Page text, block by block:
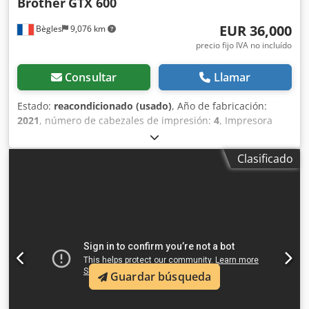
Bègles 9,076 km EUR 36,000
precio fijo IVA no incluído
Consultar Llamar
Estado: reacondicionado (usado), Año de fabricación:
2021, número de cabezales de impresión: 4, Impresora
DTG Brother GTX 600 Año 2021 Máquina en gran estado,
revisada y seguida por distribuidor Brother Impresiones :
Alrededor de 40000 Cuerpo principal, ordenador y
de SK Color ; 100 hojas DTF 40x50cm ; 1 Kg de polvo DTF
Premium. Dkjdpevdkdcofx Afwjr Entrega no incluida
Posibilidad de hacer lote con : - otras máquinas GTX 600 o
PRO BULK - Máquinas de pretratamiento - Túnel de secado
Clasificado
Guardar búsqueda